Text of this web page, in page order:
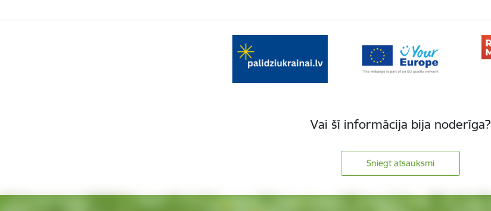
Vai šī informācija bija noderīga?
Sniegt atsauksmi